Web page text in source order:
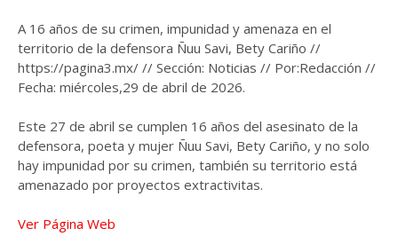
A 16 años de su crimen, impunidad y amenaza en el
territorio de la defensora Ñuu Savi, Bety Cariño //
https://pagina3.mx/ // Sección: Noticias // Por:Redacción //
Fecha: miércoles,29 de abril de 2026.
Este 27 de abril se cumplen 16 años del asesinato de la
defensora, poeta y mujer Ñuu Savi, Bety Cariño, y no solo
hay impunidad por su crimen, también su territorio está
amenazado por proyectos extractivitas.
Ver Página Web